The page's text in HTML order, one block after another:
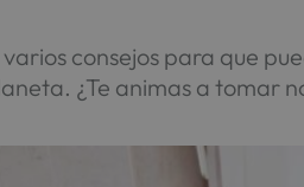
varios consejos para que
¿Te animas a tomar